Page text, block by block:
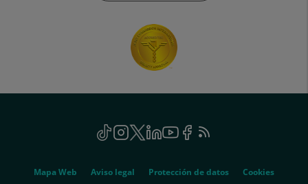
TikTok
Este
enlace
abrirá
Instagram
Este
enlace
abrirá
Twitter
Este
enlace
abrirá
Linkedin
Este
enlace
abrirá
Youtube
Este
enlace
abrirá
Facebook
Este
enlace
abrirá
Feed
Este
abrirá
Mapa Web Aviso legal Protección de datos Cookies